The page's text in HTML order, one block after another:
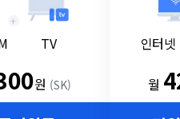
+
TV
원 (SK)
인터
월